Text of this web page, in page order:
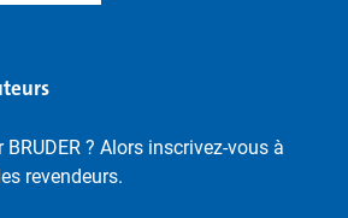
? Alors inscrivez-vous à
revendeurs.